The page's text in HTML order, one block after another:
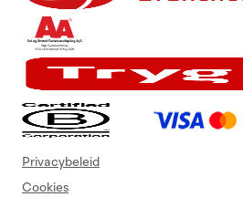
Privacybeleid
Cookies